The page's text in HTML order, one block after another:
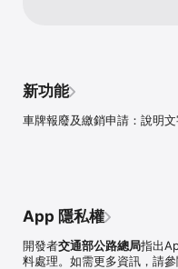
新功能
車牌報廢及繳銷申請：說明
App 隱私權
開發者交通部公路總局指出
料處理。如需更多資訊，請